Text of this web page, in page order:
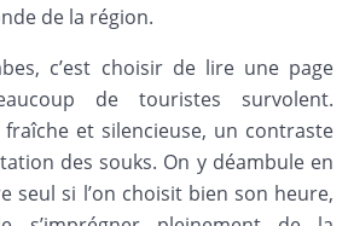
de la région.
c’est choisir de lire une page
de touristes survolent.
fraîche et silencieuse, un contraste
des souks. On y déambule en
seul si l’on choisit bien son heure,